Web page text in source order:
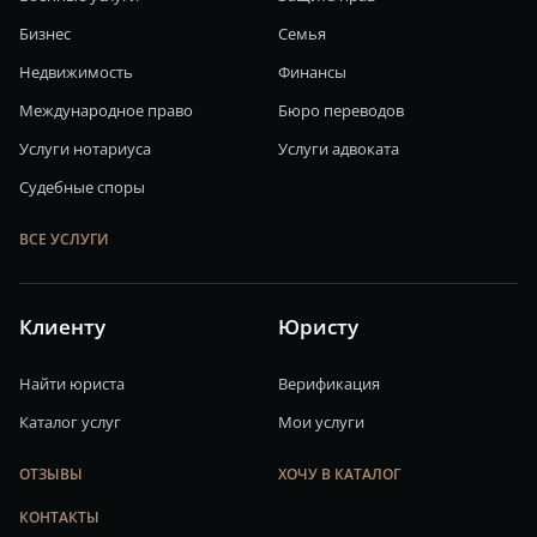
Бизнес
Семья
Недвижимость
Финансы
Международное право
Бюро переводов
Услуги нотариуса
Услуги адвоката
Судебные споры
ВСЕ УСЛУГИ
Клиенту
Найти юриста
Каталог услуг
ОТЗЫВЫ
КОНТАКТЫ
Юристу
Верификация
Мои услуги
ХОЧУ В КАТАЛОГ